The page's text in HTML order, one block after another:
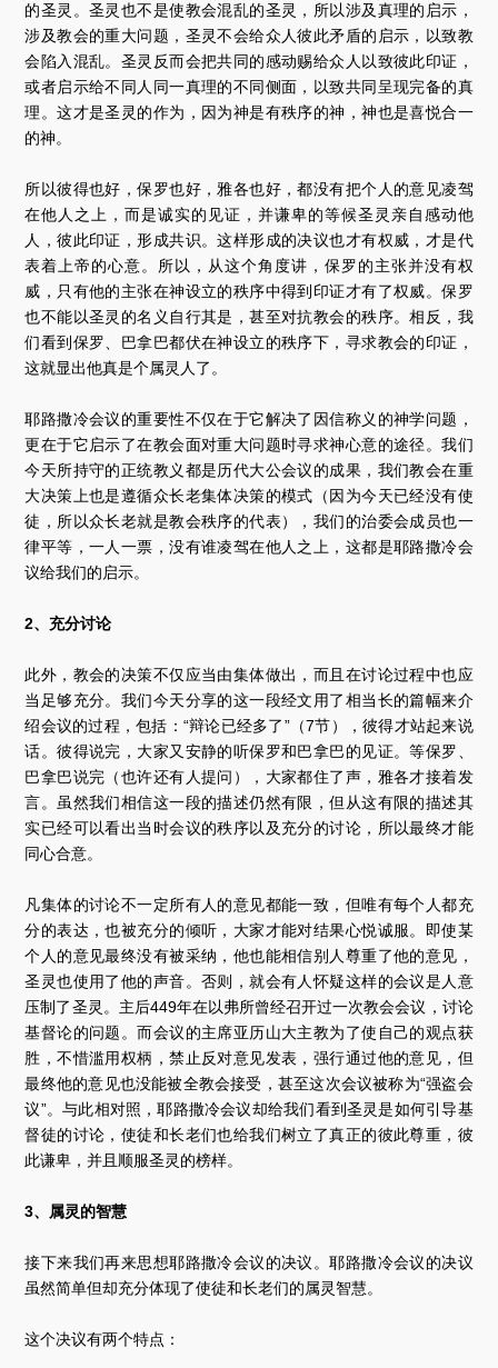
的圣灵。圣灵也不是使教会混乱的圣灵，所以涉及真理的启示，
涉及教会的重大问题，圣灵不会给众人彼此矛盾的启示，以致教
会陷入混乱。圣灵反而会把共同的感动赐给众人以致彼此印证，
或者启示给不同人同一真理的不同侧面，以致共同呈现完备的真
理。这才是圣灵的作为，因为神是有秩序的神，神也是喜悦合一
的神。
所以彼得也好，保罗也好，雅各也好，都没有把个人的意见凌驾
在他人之上，而是诚实的见证，并谦卑的等候圣灵亲自感动他
人，彼此印证，形成共识。这样形成的决议也才有权威，才是代
表着上帝的心意。所以，从这个角度讲，保罗的主张并没有权
威，只有他的主张在神设立的秩序中得到印证才有了权威。保罗
也不能以圣灵的名义自行其是，甚至对抗教会的秩序。相反，我
们看到保罗、巴拿巴都伏在神设立的秩序下，寻求教会的印证，
这就显出他真是个属灵人了。
耶路撒冷会议的重要性不仅在于它解决了因信称义的神学问题，
更在于它启示了在教会面对重大问题时寻求神心意的途径。我们
今天所持守的正统教义都是历代大公会议的成果，我们教会在重
大决策上也是遵循众长老集体决策的模式（因为今天已经没有使
徒，所以众长老就是教会秩序的代表），我们的治委会成员也一
律平等，一人一票，没有谁凌驾在他人之上，这都是耶路撒冷会
议给我们的启示。
2、充分讨论
此外，教会的决策不仅应当由集体做出，而且在讨论过程中也应
当足够充分。我们今天分享的这一段经文用了相当长的篇幅来介
绍会议的过程，包括：“辩论已经多了”（7节），彼得才站起来说
话。彼得说完，大家又安静的听保罗和巴拿巴的见证。等保罗、
巴拿巴说完（也许还有人提问），大家都住了声，雅各才接着发
言。虽然我们相信这一段的描述仍然有限，但从这有限的描述其
实已经可以看出当时会议的秩序以及充分的讨论，所以最终才能
同心合意。
凡集体的讨论不一定所有人的意见都能一致，但唯有每个人都充
分的表达，也被充分的倾听，大家才能对结果心悦诚服。即使某
个人的意见最终没有被采纳，他也能相信别人尊重了他的意见，
圣灵也使用了他的声音。否则，就会有人怀疑这样的会议是人意
压制了圣灵。主后449年在以弗所曾经召开过一次教会会议，讨论
基督论的问题。而会议的主席亚历山大主教为了使自己的观点获
胜，不惜滥用权柄，禁止反对意见发表，强行通过他的意见，但
最终他的意见也没能被全教会接受，甚至这次会议被称为“强盗会
议”。与此相对照，耶路撒冷会议却给我们看到圣灵是如何引导基
督徒的讨论，使徒和长老们也给我们树立了真正的彼此尊重，彼
此谦卑，并且顺服圣灵的榜样。
3、属灵的智慧
接下来我们再来思想耶路撒冷会议的决议。耶路撒冷会议的决议
虽然简单但却充分体现了使徒和长老们的属灵智慧。
这个决议有两个特点：